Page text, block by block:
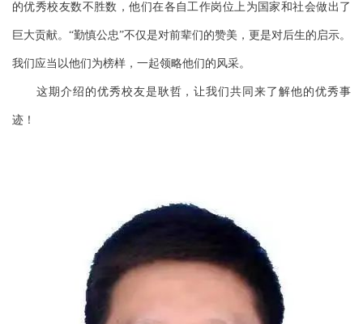
的优秀校友数不胜数，他们在各自工作岗位上为国家和社会做出了
巨大贡献。“勤慎公忠”不仅是对前辈们的赞美，更是对后生的启示。
我们应当以他们为榜样，一起领略他们的风采。
这期介绍的优秀校友是耿哲，让我们共同来了解他的优秀事
迹！